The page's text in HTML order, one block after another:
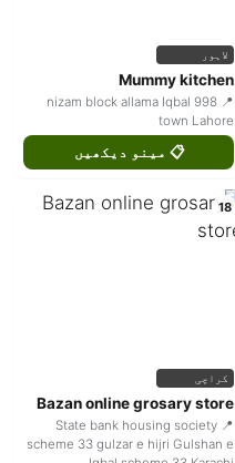
لاہور
Mummy kitchen
📍 998 nizam block allama Iqbal
town Lahore
📋 مینو دیکھیں
18
کراچی
Bazan online grosary store
📍 State bank housing society
scheme 33 gulzar e hijri Gulshan e